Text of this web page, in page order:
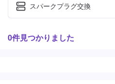
スパークプラグ交換
0件見つかりました